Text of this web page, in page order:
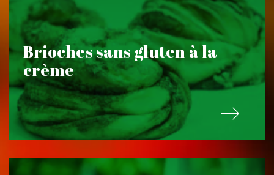
Brioches sans gluten à la
crème